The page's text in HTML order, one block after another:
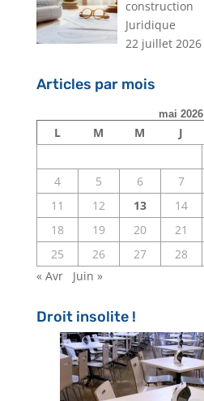
construction
Juridique
22 juillet 2026
Articles par mois
mai 2026
L M M J
4
5 6 7
11
12 13 14
18
19 20 21
25
26 27 28
« Avr
Juin »
Droit insolite !